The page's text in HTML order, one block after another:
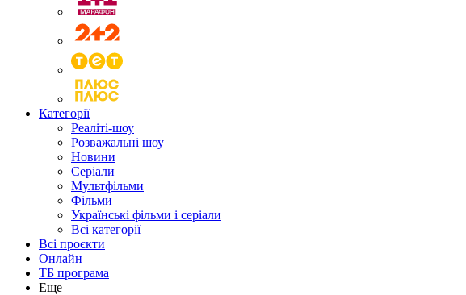
Категорії
Реаліті-шоу
Розважальні шоу
Новини
Серіали
Мультфільми
Фільми
Українські фільми і серіали
Всі категорії
Всі проєкти
Онлайн
ТБ програма
Еще